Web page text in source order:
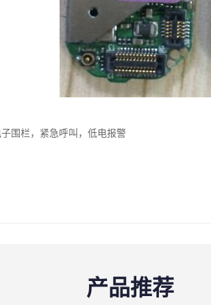
围栏，紧急呼叫，低电报警
产品推荐